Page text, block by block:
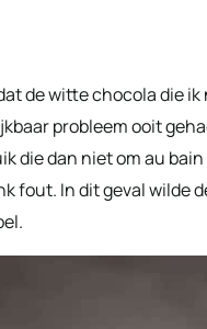
de witte chocola die
probleem ooit
die dan niet om au
fout. In dit geval wilde